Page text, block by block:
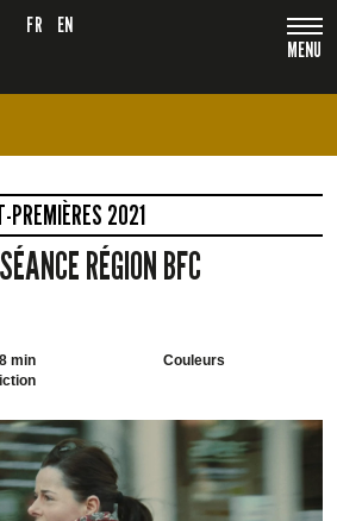
MENU
FR EN
PREMIÈRES 2021
RÉGION BFC
min
Couleurs